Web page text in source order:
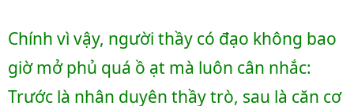
Chính vì vậy, người thầy có đạo không bao
giờ mở phủ quá ồ ạt mà luôn cân nhắc:
Trước là nhân duyên thầy trò, sau là căn cơ